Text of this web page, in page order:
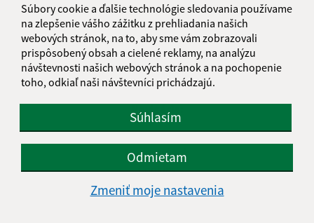
Súbory cookie a ďalšie technológie sledovania používame
na zlepšenie vášho zážitku z prehliadania našich
webových stránok, na to, aby sme vám zobrazovali
prispôsobený obsah a cielené reklamy, na analýzu
návštevnosti našich webových stránok a na pochopenie
toho, odkiaľ naši návštevníci prichádzajú.
Súhlasím
Odmietam
Zmeniť moje nastavenia
Informácie o stránke:
Vyhlásenie o prístupnosti
Autorské práva
Ochrana osobných údajov
Navigácia:
Vytlačiť aktuálnu stránku
Mapa stránok
Cookies
Rýchle odkazy: